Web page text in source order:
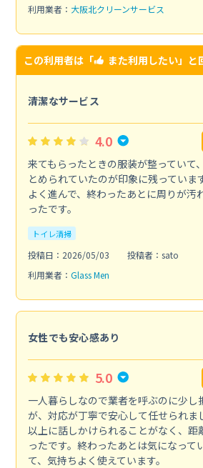
利用業者： 大阪北クリーンサービス
この利用者は「 また利用したい」と
清潔なサービス
4.0
来てもらったときの服装が整っていて
とめられていたのが印象に残っていま
よく進んで、終わったあとに周りが汚
ったです。
トイレ清掃
投稿日：2026/05/03
投稿者：sato
利用業者： Glass Men
女性でも安心感あり
5.0
一人暮らしなので業者を呼ぶのに少し
が、対応が丁寧で安心して任せられま
以上に話しかけられることがなく、距
ったです。終わったあとは気になって
て、気持ちよく使えています。